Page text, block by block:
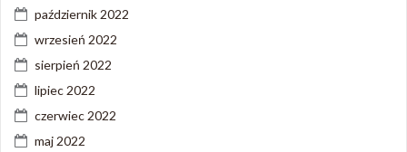
październik 2022
wrzesień 2022
sierpień 2022
lipiec 2022
czerwiec 2022
maj 2022